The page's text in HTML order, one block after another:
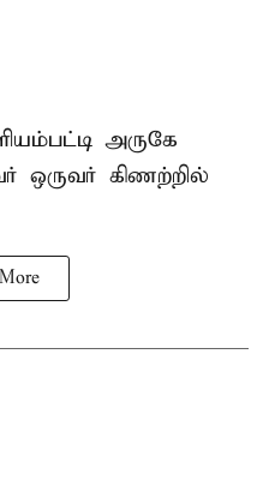
அருகே
ஒருவர் கிணற்றில்